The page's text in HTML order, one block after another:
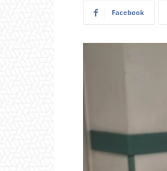
Facebook